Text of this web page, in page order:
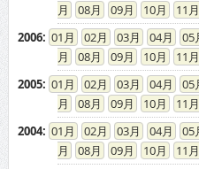
08
09 10 11
2006: 01 02 03 04 05
08
09 10 11
2005: 01 02 03 04 05
08
09 10 11
2004: 01 02 03 04 05
08
09 10 11